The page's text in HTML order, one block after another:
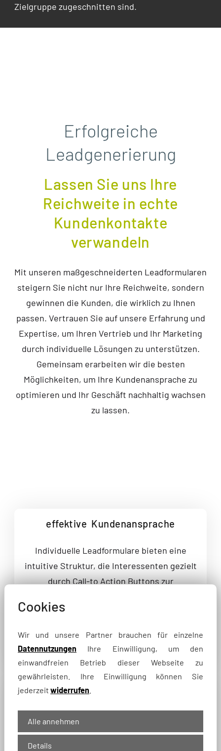
Zielgruppe zugeschnitten sind.
Erfolgreiche
Leadgenerierung
Lassen Sie uns Ihre
Reichweite in echte
Kundenkontakte
verwandeln
Mit unseren maßgeschneiderten Leadformularen
steigern Sie nicht nur Ihre Reichweite, sondern
gewinnen die Kunden, die wirklich zu Ihnen
passen. Vertrauen Sie auf unsere Erfahrung und
Expertise, um Ihren Vertrieb und Ihr Marketing
durch individuelle Lösungen zu unterstützen.
Gemeinsam erarbeiten wir die besten
Möglichkeiten, um Ihre Kundenansprache zu
optimieren und Ihr Geschäft nachhaltig wachsen
zu lassen.
effektive Kundenansprache
Individuelle Leadformulare bieten eine
intuitive Struktur, die Interessenten gezielt
durch Call-to Action Buttons zur
Maßgeschneiderte Formulare im Corporate
Design stärken das Vertrauen und
Cookies
Wir und unsere Partner brauchen für einzelne
Datennutzungen Ihre Einwilligung, um den
einwandfreien Betrieb dieser Webseite zu
gewährleisten. Ihre Einwilligung können Sie
jederzeitwiderrufen
Alle annehmen
Details